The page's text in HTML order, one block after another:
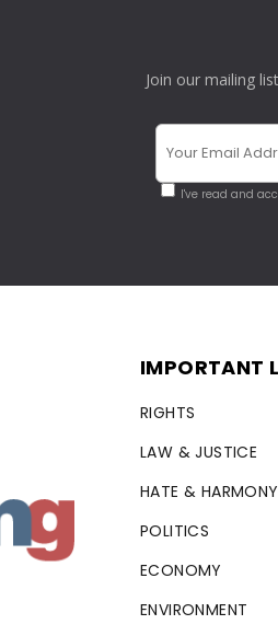
Join our mailing
I've read and
IMPORTANT
RIGHTS
LAW & JUSTICE
HATE & HARMONY
POLITICS
ECONOMY
ENVIRONMENT